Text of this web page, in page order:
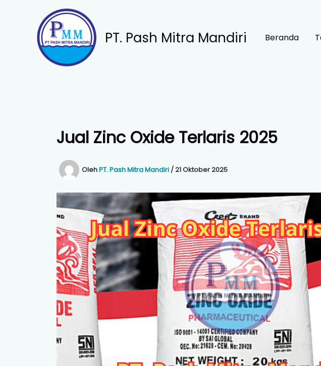
PT. Pash Mitra Mandiri Beranda
Jual Zinc Oxide Terlaris 2025
OlehPT. Pash Mitra Mandiri /21 Oktober 2025